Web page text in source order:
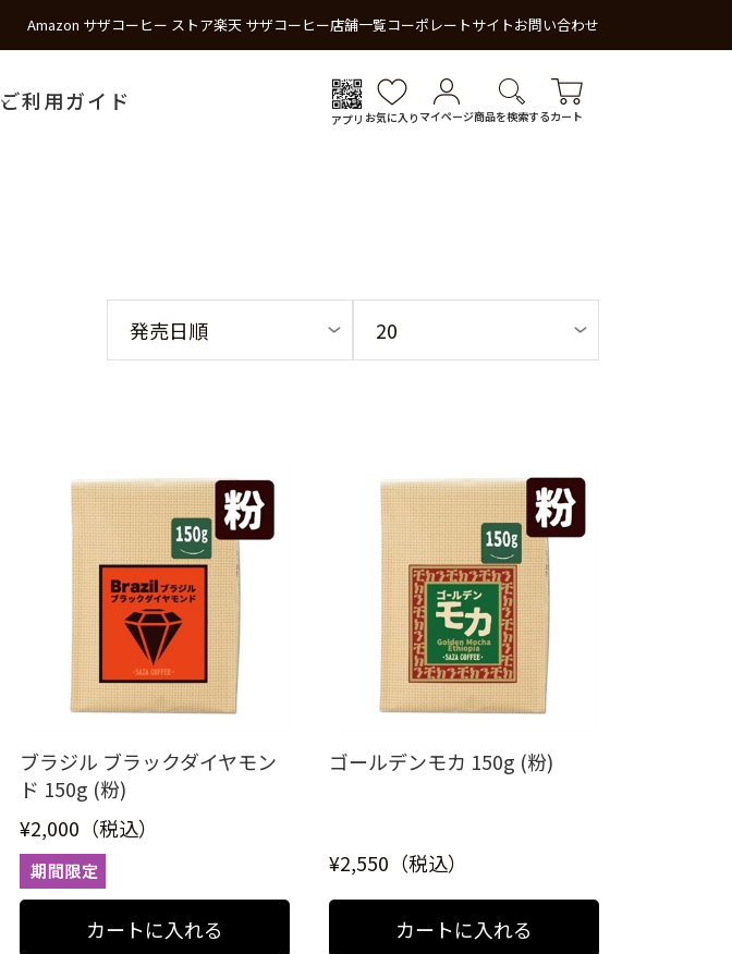
Amazon サザコーヒー ストア楽天 サザコーヒー店舗一覧コーポレートサイトお問い合わせ
ご利用ガイド
アプリ お気に入り マイページ商品を検索するカート
ブラジル ブラックダイヤモン
ド 150g (粉)
¥2,000（税込）
ゴールデンモカ 150g (粉)
¥2,550（税込）